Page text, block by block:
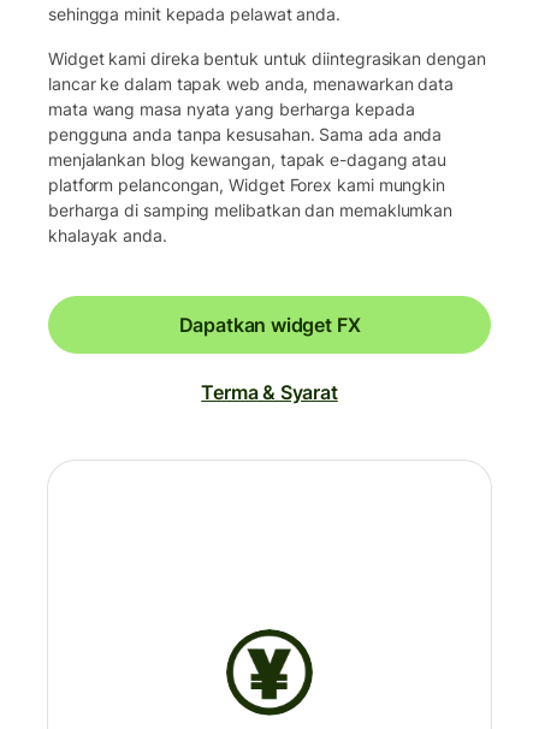
sehingga minit kepada pelawat anda.
Widget kami direka bentuk untuk diintegrasikan dengan
lancar ke dalam tapak web anda, menawarkan data
mata wang masa nyata yang berharga kepada
pengguna anda tanpa kesusahan. Sama ada anda
menjalankan blog kewangan, tapak e-dagang atau
platform pelancongan, Widget Forex kami mungkin
berharga di samping melibatkan dan memaklumkan
khalayak anda.
Dapatkan widget FX
Terma & Syarat